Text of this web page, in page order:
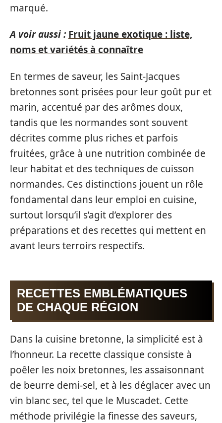
marqué.
A voir aussi : Fruit jaune exotique : liste,
noms et variétés à connaître
En termes de saveur, les Saint-Jacques
bretonnes sont prisées pour leur goût pur et
marin, accentué par des arômes doux,
tandis que les normandes sont souvent
décrites comme plus riches et parfois
fruitées, grâce à une nutrition combinée de
leur habitat et des techniques de cuisson
normandes. Ces distinctions jouent un rôle
fondamental dans leur emploi en cuisine,
surtout lorsqu’il s’agit d’explorer des
préparations et des recettes qui mettent en
avant leurs terroirs respectifs.
RECETTES EMBLÉMATIQUES
DE CHAQUE RÉGION
Dans la cuisine bretonne, la simplicité est à
l’honneur. La recette classique consiste à
poêler les noix bretonnes, les assaisonnant
de beurre demi-sel, et à les déglacer avec un
vin blanc sec, tel que le Muscadet. Cette
méthode privilégie la finesse des saveurs,